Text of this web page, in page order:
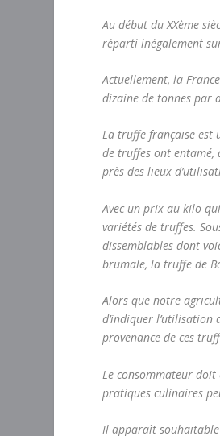
Au début du XXème
réparti inégalement
Actuellement, la
dizaine de tonnes par
La truffe française est
de truffes ont entamé,
près des lieux
Avec un prix au kilo
variétés de truffes.
dissemblables dont
brumale, la truffe de
Alors que notre
d’indiquer
provenance de ces
Le consommateur
pratiques culinaires
Il apparaît